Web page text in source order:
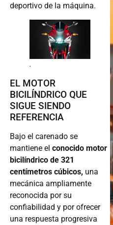
deportivo de la máquina.
.
EL MOTOR
BICILÍNDRICO QUE
SIGUE SIENDO
REFERENCIA
Bajo el carenado se
mantiene el conocido motor
bicilíndrico de 321
centímetros cúbicos, una
mecánica ampliamente
reconocida por su
confiabilidad y por ofrecer
una respuesta progresiva